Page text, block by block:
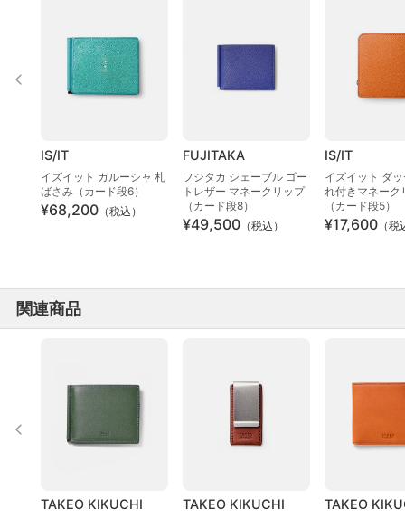
IS/IT
イズイット ガルーシャ 札
ばさみ（カード段6）
¥68,200 （税込）
FUJITAKA
フジタカ シェーブル ゴー
トレザー マネークリップ
（カード段8）
¥49,500 （税込）
IS/IT
イズイット ダ
れ付きマネーク
（カード段5）
¥17,600 （
関連商品
TAKEO KIKUCHI TAKEO KIKUCHI TAKEO